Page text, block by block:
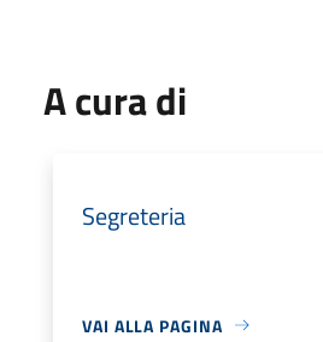
A cura di
Segreteria
VAI ALLA PAGINA